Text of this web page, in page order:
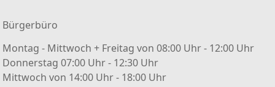
Bürgerbüro
Montag - Mittwoch + Freitag von 08:00 Uhr - 12:00 Uhr
Donnerstag 07:00 Uhr - 12:30 Uhr
Mittwoch von 14:00 Uhr - 18:00 Uhr